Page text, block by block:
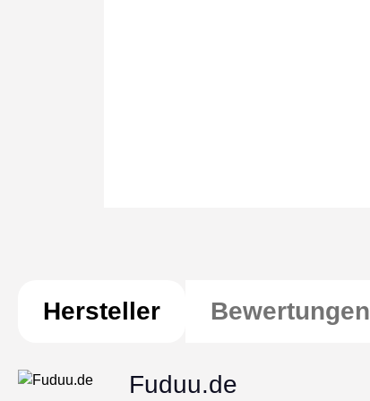
Hersteller Bewertungen
Fuduu.de